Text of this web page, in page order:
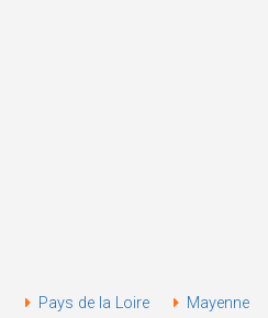
Pays de la Loire
Mayenne